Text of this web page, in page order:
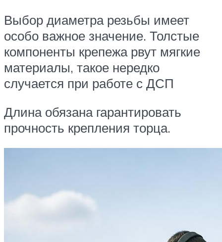
Выбор диаметра резьбы имеет
особо важное значение. Толстые
компоненты крепежа рвут мягкие
материалы, такое нередко
случается при работе с ДСП
Длина обязана гарантировать
прочность крепления торца.